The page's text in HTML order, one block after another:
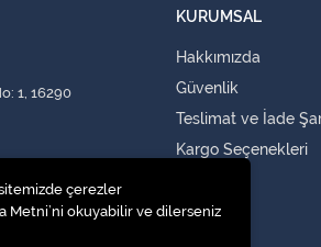
1, 16290
KURUMSAL
Hakkımızda
Güvenlik
Teslimat ve İade
Kargo Seçenekleri
İletişim
çerezler
Metni’ni okuyabilir ve dilerseniz